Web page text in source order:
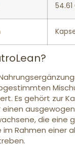
54.61
Es gehört zur
die eine
Rahmen einer